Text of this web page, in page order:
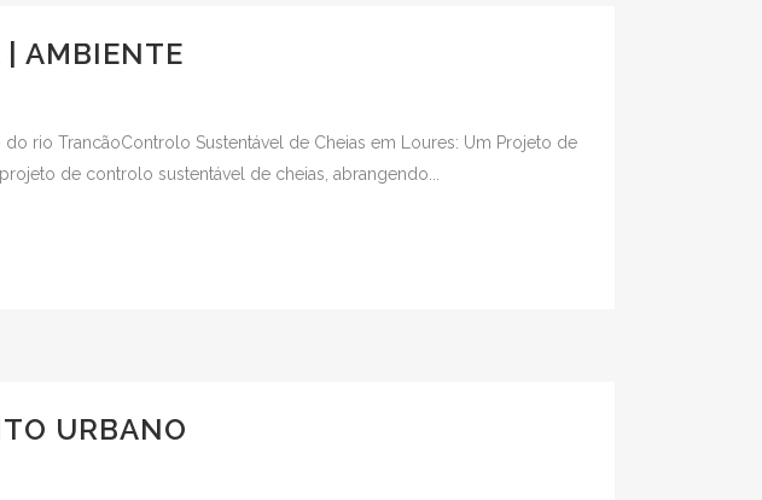
| AMBIENTE
do rio TrancãoControlo Sustentável de Cheias em Loures: Um Projeto de
de controlo sustentável de cheias, abrangendo...
URBANO